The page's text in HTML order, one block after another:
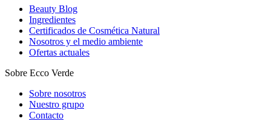
Beauty Blog
Ingredientes
Certificados de Cosmética Natural
Nosotros y el medio ambiente
Ofertas actuales
Sobre Ecco Verde
Sobre nosotros
Nuestro grupo
Contacto